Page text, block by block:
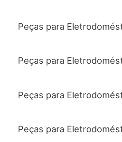
Peças para
Peças para
Peças para
Peças para